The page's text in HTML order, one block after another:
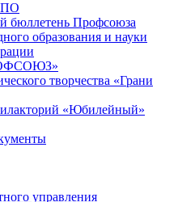
бюллетень Профсоюза
образования и науки
творчества «Грани
«Юбилейный»
управления